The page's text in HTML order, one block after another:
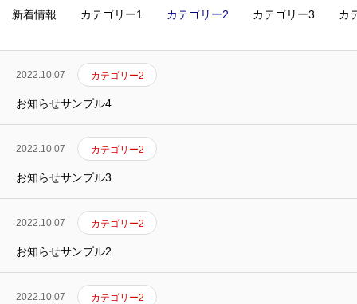
採用情報
協会活動のご案内
会社概要
新着情報 カテゴリー1 カテゴリー2 カテゴリー3 カ
2022.10.07 カテゴリー2
お知らせサンプル4
2022.10.07 カテゴリー2
お知らせサンプル3
2022.10.07 カテゴリー2
お知らせサンプル2
2022.10.07 カテゴリー2